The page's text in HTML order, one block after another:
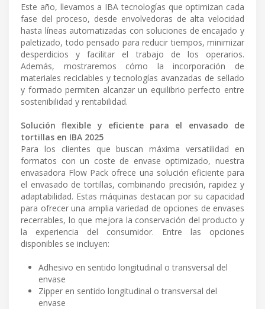
Este año, llevamos a IBA tecnologías que optimizan cada
fase del proceso, desde envolvedoras de alta velocidad
hasta líneas automatizadas con soluciones de encajado y
paletizado, todo pensado para reducir tiempos, minimizar
desperdicios y facilitar el trabajo de los operarios.
Además, mostraremos cómo la incorporación de
materiales reciclables y tecnologías avanzadas de sellado
y formado permiten alcanzar un equilibrio perfecto entre
sostenibilidad y rentabilidad.
Solución flexible y eficiente para el envasado de
tortillas en IBA 2025
Para los clientes que buscan máxima versatilidad en
formatos con un coste de envase optimizado, nuestra
envasadora Flow Pack ofrece una solución eficiente para
el envasado de tortillas, combinando precisión, rapidez y
adaptabilidad. Estas máquinas destacan por su capacidad
para ofrecer una amplia variedad de opciones de envases
recerrables, lo que mejora la conservación del producto y
la experiencia del consumidor. Entre las opciones
disponibles se incluyen:
Adhesivo en sentido longitudinal o transversal del
envase
Zipper en sentido longitudinal o transversal del
envase